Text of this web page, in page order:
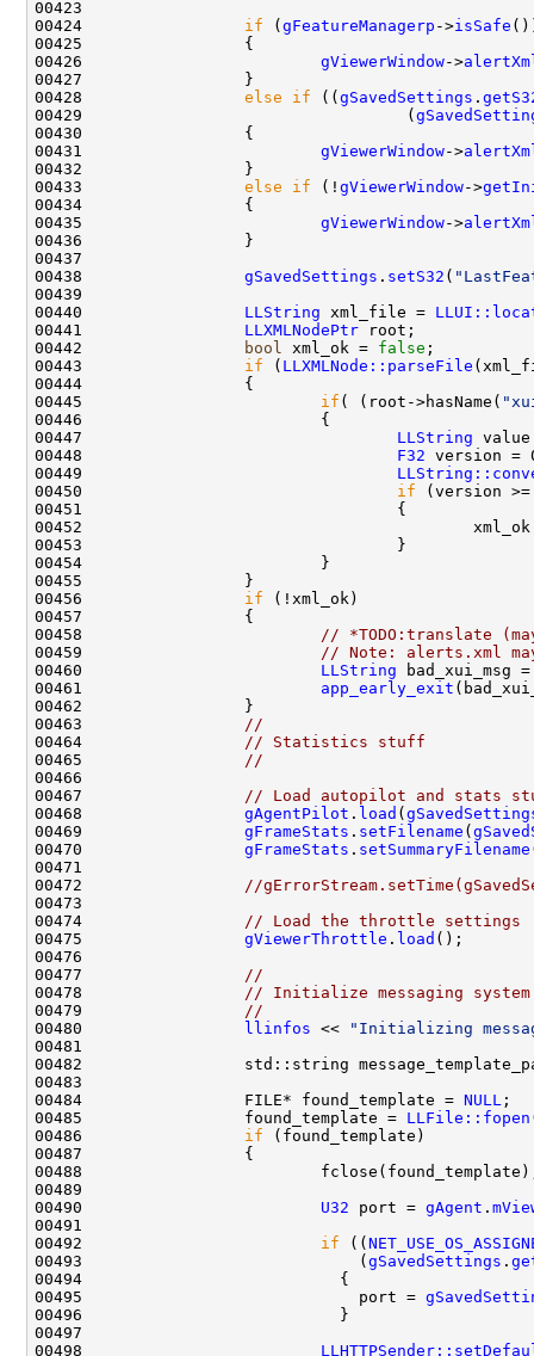
00424 if ( gFeatureManagerp ->isSafe
00426 gViewerWindow->
00428 else if (( gSavedSettings .
00429                                  (
00431 gViewerWindow->
00433 else if (! gViewerWindow->
00435 gViewerWindow->
00438 gSavedSettings . setS32 (
00440 LLString xml_file =
00441 LLXMLNodePtr
00442
bool xml_ok = false
00443 if ( LLXMLNode::parseFile
00445 if ( (root->hasName(
00447 LLString
00448 F32
00449
00450 if (version
00452
00456 if
00458
// *TODO:translate
00459
// Note: alerts.xml
00460 LLString bad_xui_msg
00461 app_early_exit
00463
//
00464
// Statistics stuff
00465
//
00467
// Load autopilot and stats
00468 gAgentPilot . load (
00469 gFrameStats . setFilename (
00470 gFrameStats . setSummaryFilename
00472
//
00474
// Load the throttle settings
00475 gViewerThrottle . load
00477
//
00478
// Initialize messaging system
00479
//
00480
llinfos <<
"Initializing
00482                 std::string
00484                 FILE* found_template = NULL
00485                 found_template = LLFile::fopen
00486 if
00490 U32 port = gAgent .
00492 if ((
00493                             ( gSavedSettings .
00495                             port =
00498